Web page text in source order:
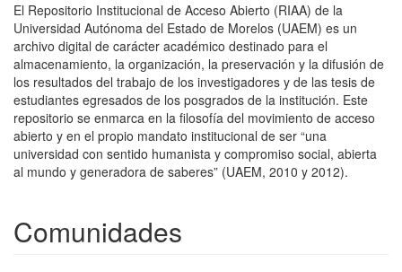
El Repositorio Institucional de Acceso Abierto (RIAA) de la
Universidad Autónoma del Estado de Morelos (UAEM) es un
archivo digital de carácter académico destinado para el
almacenamiento, la organización, la preservación y la difusión de
los resultados del trabajo de los investigadores y de las tesis de
estudiantes egresados de los posgrados de la institución. Este
repositorio se enmarca en la filosofía del movimiento de acceso
abierto y en el propio mandato institucional de ser “una
universidad con sentido humanista y compromiso social, abierta
al mundo y generadora de saberes” (UAEM, 2010 y 2012).
Comunidades